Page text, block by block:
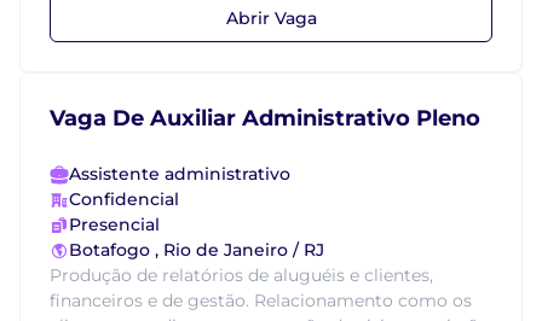
Abrir Vaga
Vaga De Auxiliar Administrativo Pleno
Assistente administrativo
Confidencial
Presencial
Botafogo , Rio de Janeiro / RJ
Produção de relatórios de aluguéis e clientes,
financeiros e de gestão. Relacionamento como os